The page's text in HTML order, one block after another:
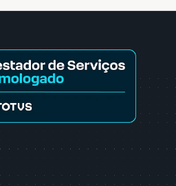
autenticidade